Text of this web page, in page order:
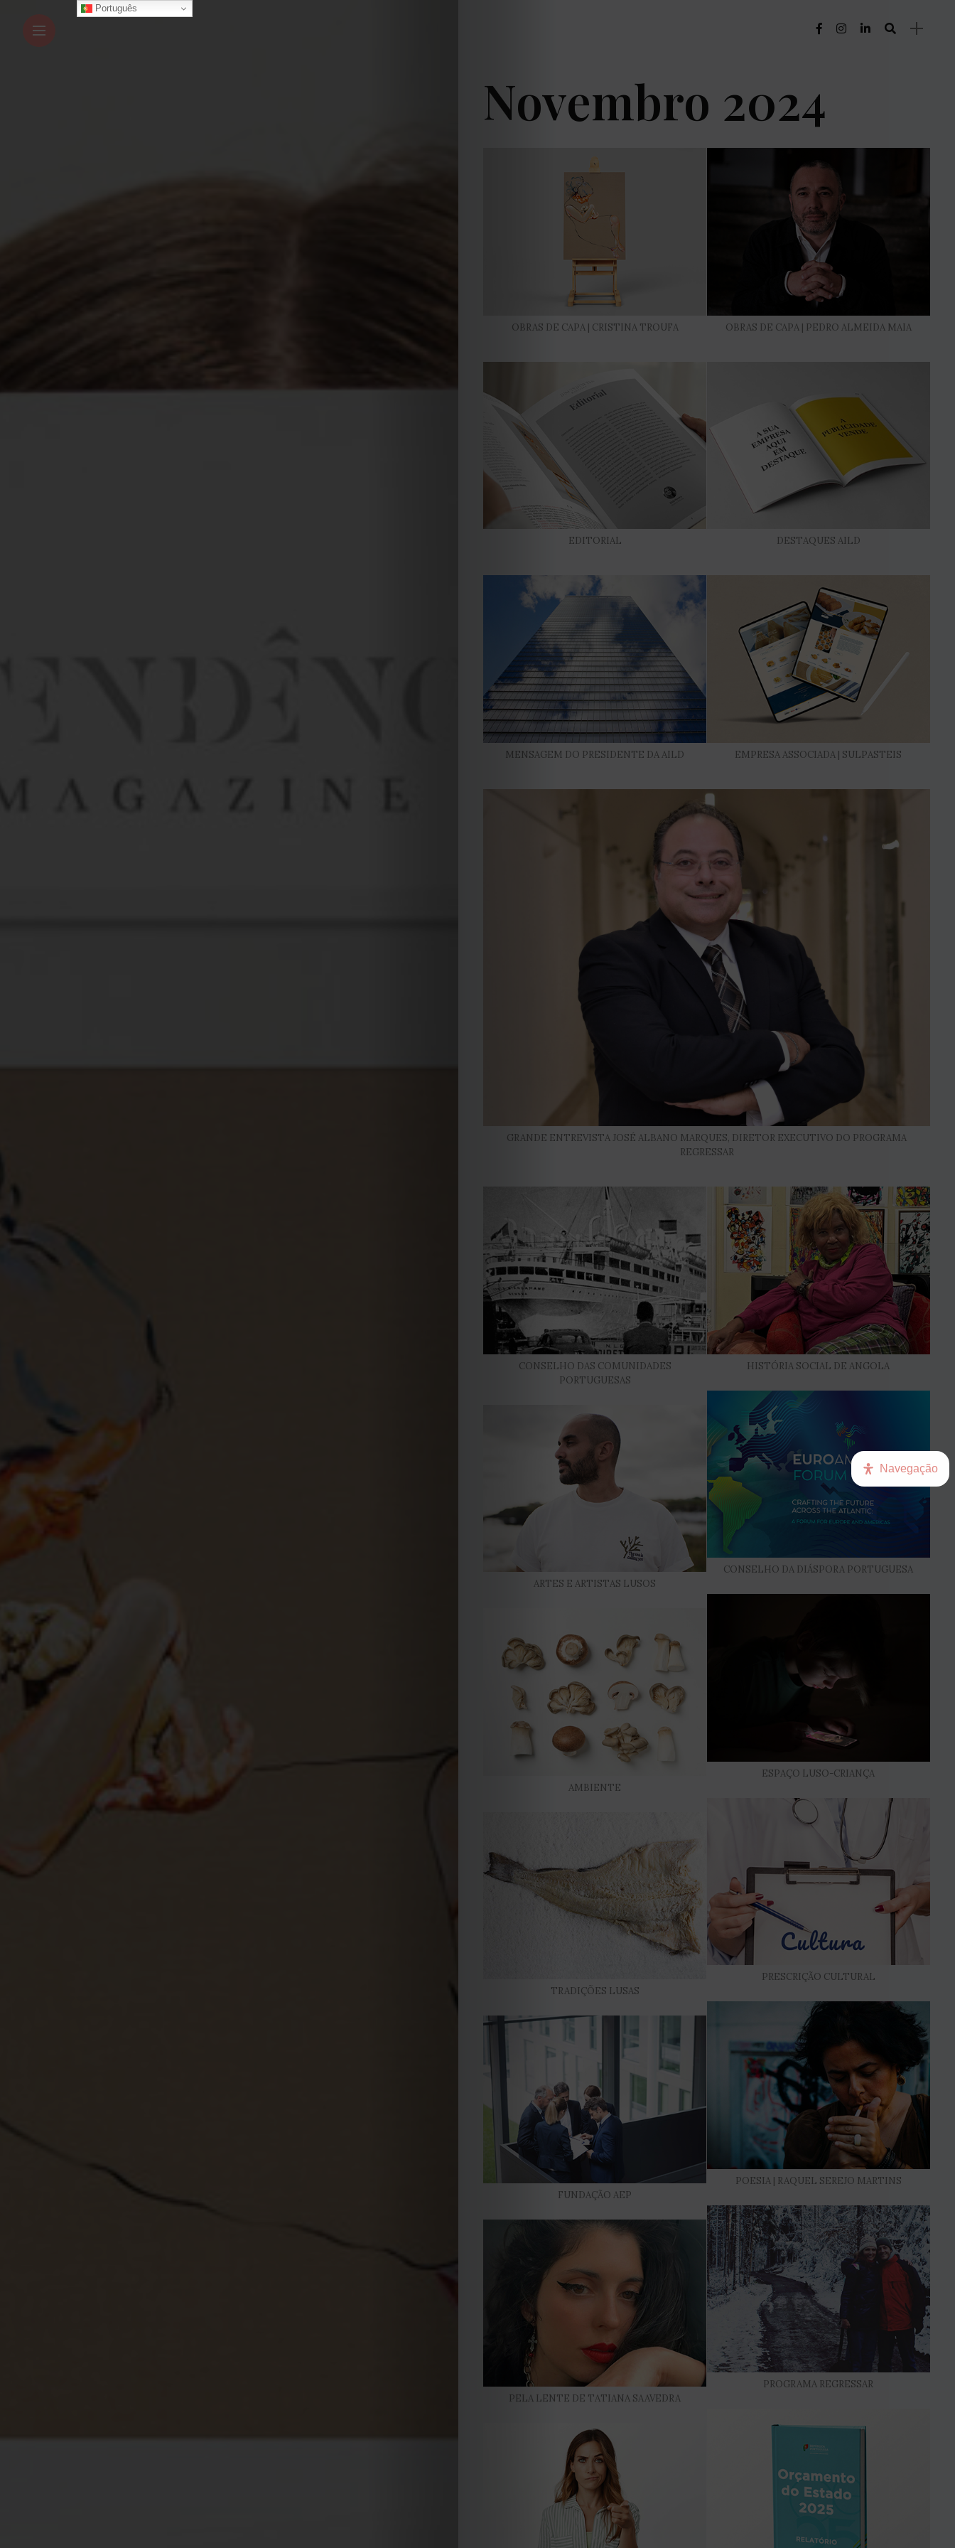
EDIÇÃO
DE
JULHO
2026
2022
2021
de
Capa
Contactos
Estatuto
Editorial
de
privacidade
Condições
Política
de
Cookies
Novembro 2024
OBRAS DE CAPA | CRISTINA TROUFA OBRAS DE CAPA | PEDRO ALMEIDA MAIA
EDITORIAL DESTAQUES AILD
MENSAGEM DO PRESIDENTE DA AILD EMPRESA ASSOCIADA | SULPASTEIS
GRANDE ENTREVISTA JOSÉ ALBANO MARQUES, DIRETOR EXECUTIVO DO PROGRAMA
REGRESSAR
CONSELHO DAS COMUNIDADES
PORTUGUESAS
ARTES E ARTISTAS LUSOS
AMBIENTE
TRADIÇÕES LUSAS
FUNDAÇÃO AEP
PELA LENTE DE TATIANA SAAVEDRA
HISTÓRIA SOCIAL DE ANGOLA
CONSELHO DA DIÁSPORA PORTUGUESA
ESPAÇO LUSO-CRIANÇA
PRESCRIÇÃO CULTURAL
POESIA | RAQUEL SEREJO MARTINS
PROGRAMA REGRESSAR
Português
Navegação